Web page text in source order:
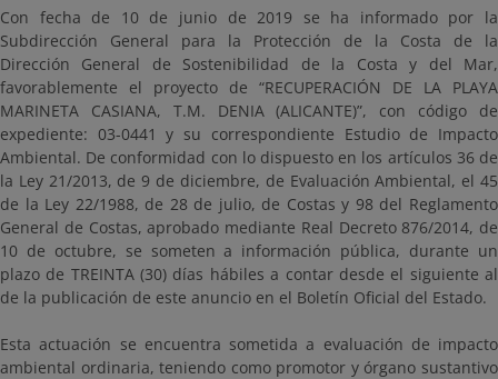
Con fecha de 10 de junio de 2019 se ha informado por la
Subdirección General para la Protección de la Costa de la
Dirección General de Sostenibilidad de la Costa y del Mar,
favorablemente el proyecto de “RECUPERACIÓN DE LA PLAYA
MARINETA CASIANA, T.M. DENIA (ALICANTE)”, con código de
expediente: 03-0441 y su correspondiente Estudio de Impacto
Ambiental. De conformidad con lo dispuesto en los artículos 36 de
la Ley 21/2013, de 9 de diciembre, de Evaluación Ambiental, el 45
de la Ley 22/1988, de 28 de julio, de Costas y 98 del Reglamento
General de Costas, aprobado mediante Real Decreto 876/2014, de
10 de octubre, se someten a información pública, durante un
plazo de TREINTA (30) días hábiles a contar desde el siguiente al
de la publicación de este anuncio en el Boletín Oficial del Estado.
Esta actuación se encuentra sometida a evaluación de impacto
ambiental ordinaria, teniendo como promotor y órgano sustantivo